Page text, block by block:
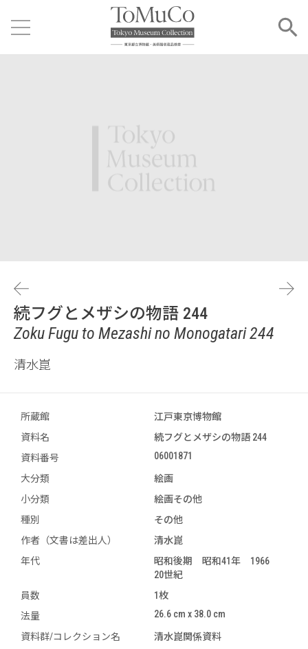
続フグとメザシの物語 244
Zoku Fugu to Mezashi no Monogatari 244
清水崑
所蔵館
江戸東京博物館
資料名
続フグとメザシの物語 244
資料番号
06001871
大分類
絵画
小分類
絵画その他
種別
その他
作者（文書は差出人）
清水崑
年代
昭和後期 昭和41年 1966
20世紀
員数
1枚
法量
26.6 cm x 38.0 cm
資料群/コレクション名
清水崑関係資料